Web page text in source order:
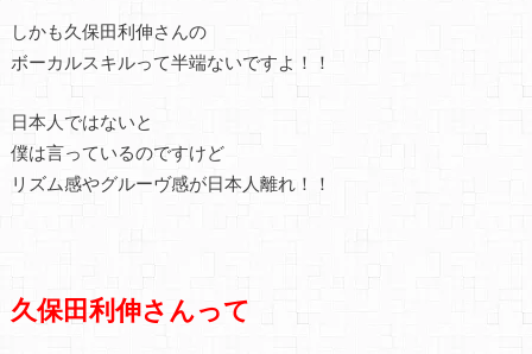
しかも久保田利伸さんの
ボーカルスキルって半端ないですよ！！
日本人ではないと
僕は言っているのですけど
リズム感やグルーヴ感が日本人離れ！！
久保田利伸さんって